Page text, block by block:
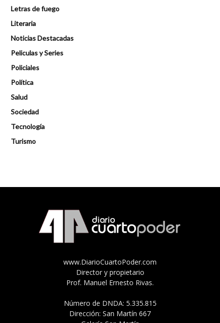
Letras de fuego
Literaria
Noticias Destacadas
Peliculas y Series
Policiales
Política
Salud
Sociedad
Tecnología
Turismo
www.DiarioCuartoPoder.com
Director y propietario
Prof. Manuel Ernesto Rivas.
Número de DNDA: 5.335.815
Dirección: San Martín 667